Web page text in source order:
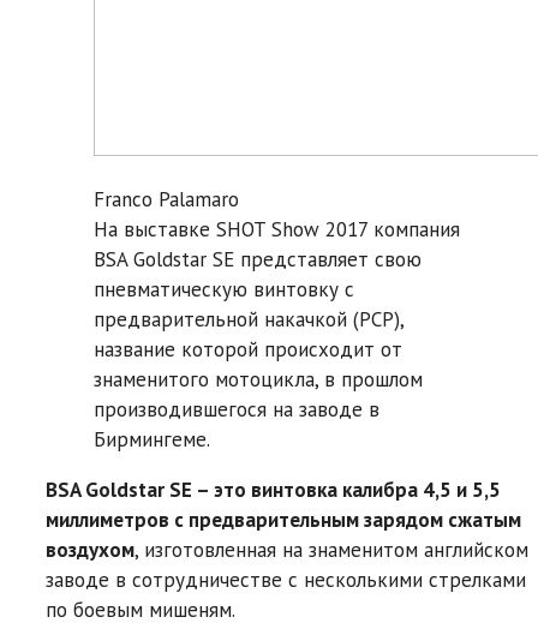
Franco Palamaro
На выставке SHOT Show 2017 компания
BSA Goldstar SE представляет свою
пневматическую винтовку с
предварительной накачкой (PCP),
название которой происходит от
знаменитого мотоцикла, в прошлом
производившегося на заводе в
Бирмингеме.
BSA Goldstar SE – это винтовка калибра 4,5 и 5,5
миллиметров с предварительным зарядом сжатым
воздухом, изготовленная на знаменитом английском
заводе в сотрудничестве с несколькими стрелками
по боевым мишеням.